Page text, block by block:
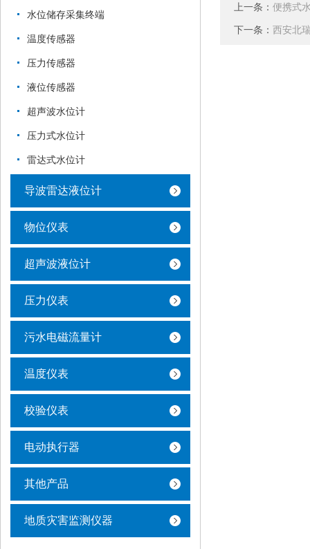
水位储存采集终端
温度传感器
压力传感器
液位传感器
超声波水位计
压力式水位计
雷达式水位计
导波雷达液位计
物位仪表
超声波液位计
压力仪表
污水电磁流量计
温度仪表
校验仪表
电动执行器
其他产品
地质灾害监测仪器
上一条： 便携式
下一条： 西安北